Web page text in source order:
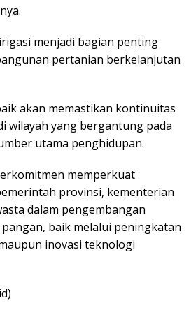
menjadi bagian penting
pertanian berkelanjutan
akan memastikan kontinuitas
wilayah yang bergantung pada
utama penghidupan.
memperkuat
provinsi, kementerian
dalam pengembangan
baik melalui peningkatan
inovasi teknologi